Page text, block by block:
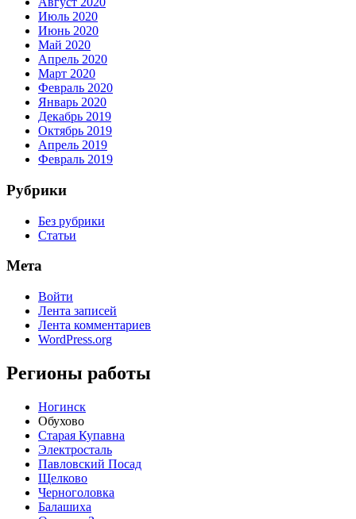
Июль 2020
Июнь 2020
Май 2020
Апрель 2020
Март 2020
Февраль 2020
Январь 2020
Декабрь 2019
Октябрь 2019
Апрель 2019
Февраль 2019
Рубрики
Без рубрики
Статьи
Мета
Войти
Лента записей
Лента комментариев
WordPress.org
Регионы работы
Ногинск
Обухово
Старая Купавна
Электросталь
Павловский Посад
Щелково
Черноголовка
Балашиха